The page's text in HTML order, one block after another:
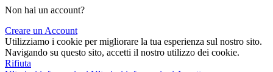
Non hai un account?
Creare un Account
Utilizziamo i cookie per migliorare la tua esperienza sul nostro sito.
Navigando su questo sito, accetti il nostro utilizzo dei cookie.
Rifiuta